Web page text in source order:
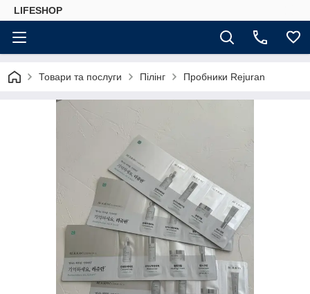
LIFESHOP
Товари та послуги Пілінг Пробники Rejuran